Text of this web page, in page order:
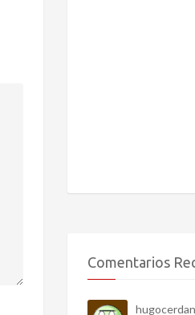
Comentarios